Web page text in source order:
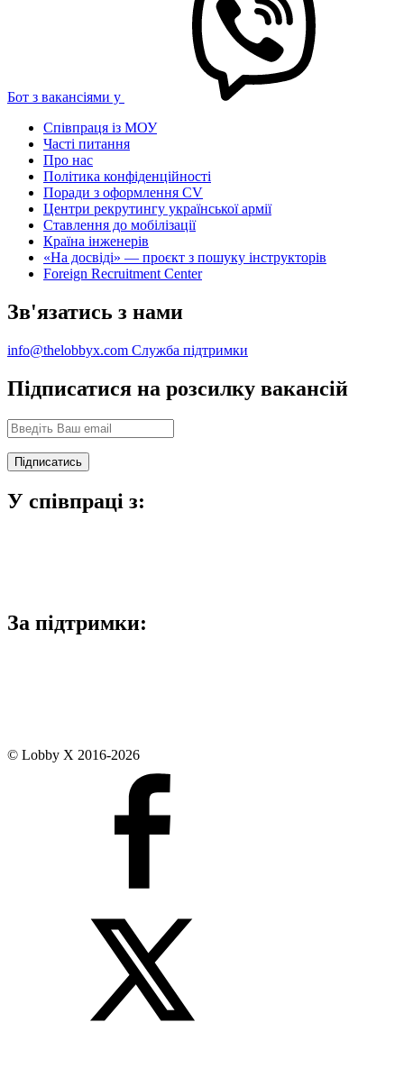
Бот з вакансіями у
Співпраця із МОУ
Часті питання
Про нас
Політика конфіденційності
Поради з оформлення CV
Центри рекрутингу української армії
Ставлення до мобілізації
Країна інженерів
«На досвіді» — проєкт з пошуку інструкторів
Foreign Recruitment Center
Зв'язатись з нами
info@thelobbyx.com Служба підтримки
Підписатися на розсилку вакансій
У співпраці з:
За підтримки:
© Lobby X 2016-2026